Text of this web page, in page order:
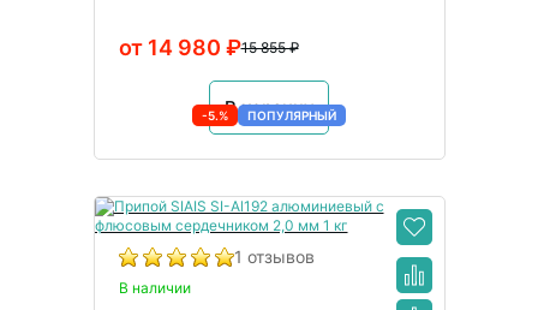
15 855 ₽
от 14 980 ₽
В корзину
-5.% ПОПУЛЯРНЫЙ
1 отзывов
В наличии